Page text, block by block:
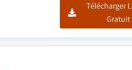
Télécharger
Gratuit